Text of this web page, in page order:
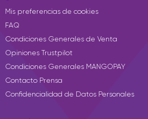
Mis preferencias de cookies
FAQ
Condiciones Generales de Venta
Opiniones Trustpilot
Condiciones Generales MANGOPAY
Contacto Prensa
Confidencialidad de Datos Personales